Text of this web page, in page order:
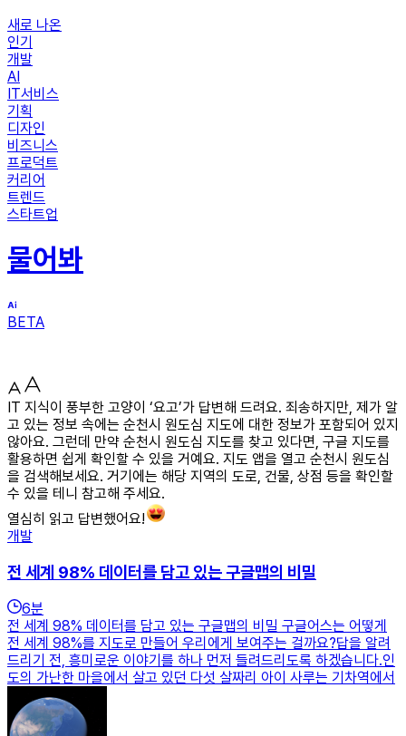
새로 나온
인기
개발
AI
IT서비스
기획
디자인
비즈니스
프로덕트
커리어
트렌드
스타트업
물어봐
BETA
IT 지식이 풍부한 고양이 ‘요고’가 답변해 드려요. 죄송하지만, 제가 알
고 있는 정보 속에는 순천시 원도심 지도에 대한 정보가 포함되어 있지
않아요. 그런데 만약 순천시 원도심 지도를 찾고 있다면, 구글 지도를
활용하면 쉽게 확인할 수 있을 거예요. 지도 앱을 열고 순천시 원도심
을 검색해보세요. 거기에는 해당 지역의 도로, 건물, 상점 등을 확인할
수 있을 테니 참고해 주세요.
열심히 읽고 답변했어요!
개발
전 세계 98% 데이터를 담고 있는 구글맵의 비밀
6분
전 세계 98% 데이터를 담고 있는 구글맵의 비밀 구글어스는 어떻게
전 세계 98%를 지도로 만들어 우리에게 보여주는 걸까요?답을 알려
드리기 전, 흥미로운 이야기를 하나 먼저 들려드리도록 하겠습니다.인
도의 가난한 마을에서 살고 있던 다섯 살짜리 아이 사루는 기차역에서